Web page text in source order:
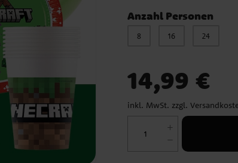
Anzahl Personen
8 16 24
14,99 €
inkl. MwSt. zzgl.